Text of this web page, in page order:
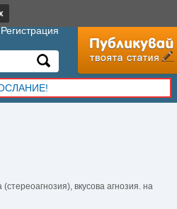
вкусова агнозия. на
Регистрация